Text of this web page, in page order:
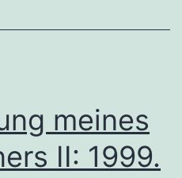
meines
II: 1999.